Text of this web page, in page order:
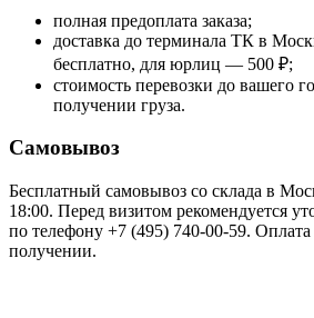
полная предоплата заказа;
доставка до терминала ТК в
бесплатно, для юрлиц — 500 ₽;
стоимость перевозки до вашего
получении груза.
Самовывоз
Бесплатный самовывоз со склада в
18:00. Перед визитом рекомендуется
по телефону +7 (495) 740-00-59.
получении.